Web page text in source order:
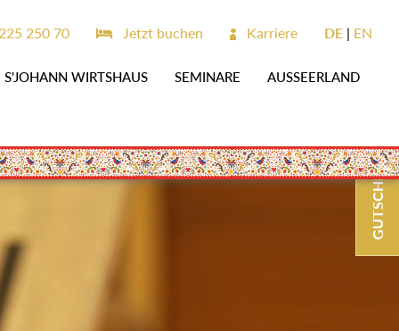
S'JOHANN WIRTSHAUS SEMINARE AUSSEERLAND
250 70 Jetzt buchen Karriere DE EN
GUTSCHEINE